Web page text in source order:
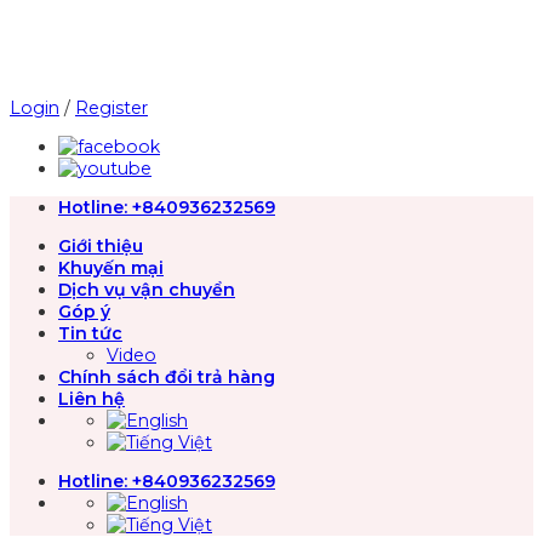
Login / Register
Hotline: +840936232569
Giới thiệu
Khuyến mại
Dịch vụ vận chuyển
Góp ý
Tin tức
Video
Chính sách đổi trả hàng
Liên hệ
Hotline: +840936232569